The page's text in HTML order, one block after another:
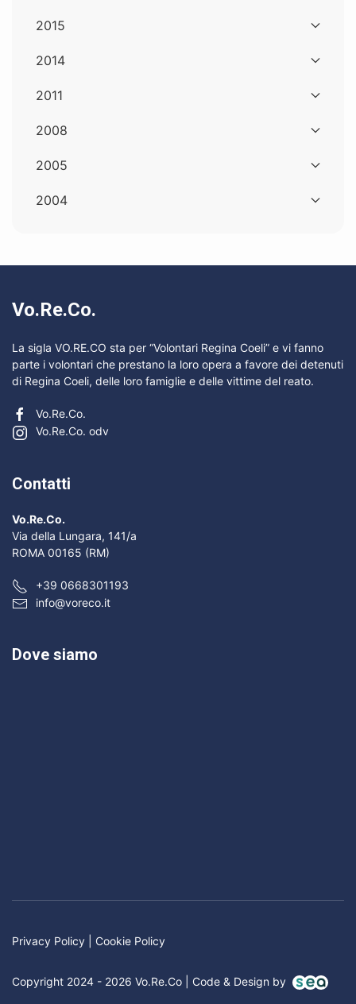
2015
2014
2011
2008
2005
2004
Vo.Re.Co.
La sigla VO.RE.CO sta per “Volontari Regina Coeli” e vi fanno
parte i volontari che prestano la loro opera a favore dei detenuti
di Regina Coeli, delle loro famiglie e delle vittime del reato.
Vo.Re.Co.
Vo.Re.Co. odv
Contatti
Vo.Re.Co.
Via della Lungara, 141/a
ROMA 00165 (RM)
+39 0668301193
info@voreco.it
Dove siamo
Privacy Policy Cookie Policy
Copyright 2024 - 2026 Vo.Re.Co | Code & Design by